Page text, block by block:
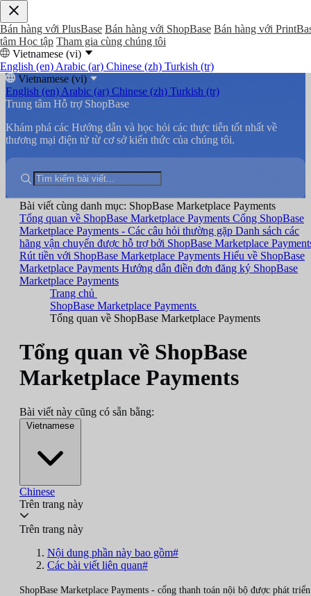
Bán hàng với PlusBase Bán hàng với ShopBase Bán hàng với
tâm Học tập Tham gia cùng chúng tôi
Vietnamese (vi)
English (en) Arabic (ar) Chinese (zh) Turkish (tr)
Vietnamese (vi)
English (en) Arabic (ar) Chinese (zh) Turkish (tr)
Trung tâm Hỗ trợ ShopBase
Khám phá các Hướng dẫn và học hỏi các thực tiễn tốt nhất về
thương mại điện tử từ cơ sở kiến thức của chúng tôi.
Bài viết cùng danh mục: ShopBase Marketplace Payments
Tổng quan về ShopBase Marketplace Payments Cổng ShopBase
Marketplace Payments - Các câu hỏi thường gặp Danh sách các
hãng vận chuyển được hỗ trợ bởi ShopBase Marketplace
Rút tiền với ShopBase Marketplace Payments Hiểu về ShopBase
Marketplace Payments Hướng dẫn điền đơn đăng ký ShopBase
Marketplace Payments
Trang chủ
ShopBase Marketplace Payments
Tổng quan về ShopBase Marketplace Payments
Tổng quan về ShopBase
Marketplace Payments
Bài viết này cũng có sẵn bằng:
Vietnamese
Chinese
Trên trang này
Trên trang này
Nội dung phần này bao gồm#
Các bài viết liên quan#
ShopBase Marketplace Payments - cổng thanh toán nội bộ được phát triển